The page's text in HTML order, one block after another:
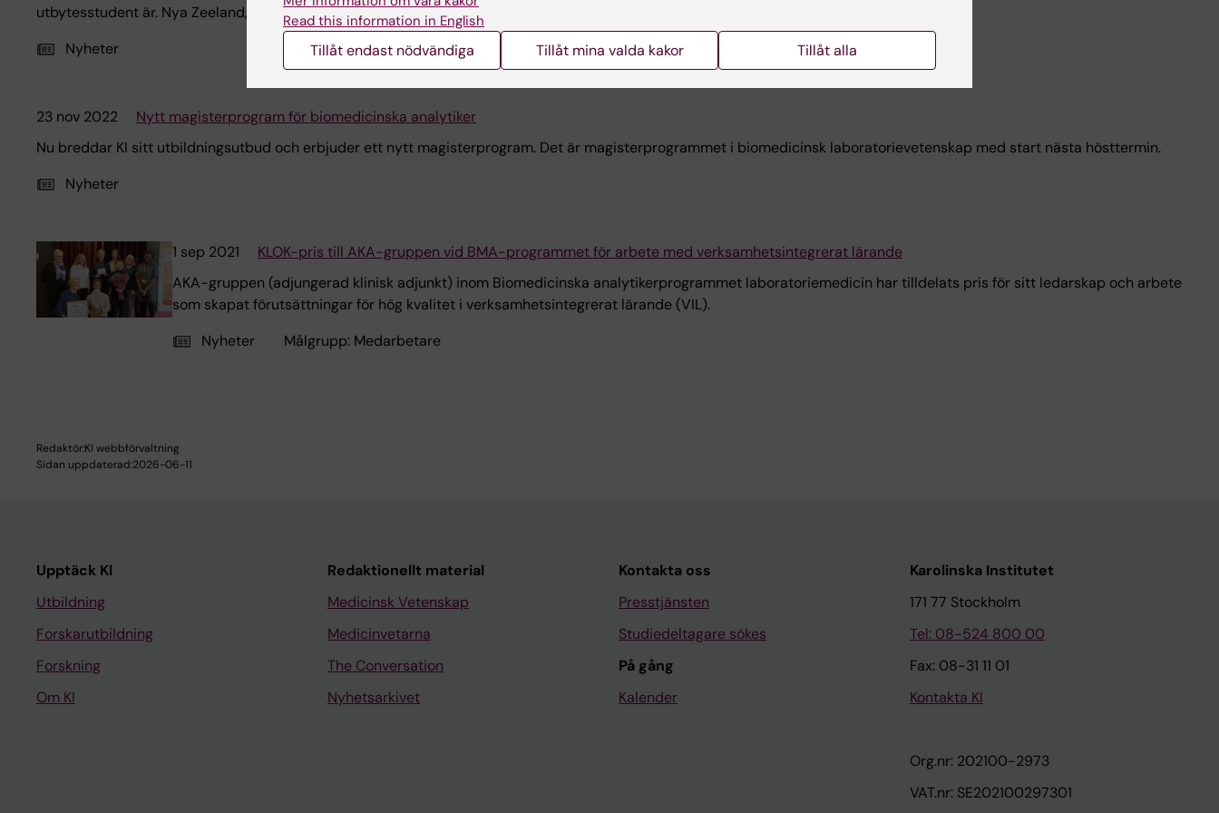
utbytesstudent är. Nya Zeeland, London och Spanien är några av de platser där KI-studenterna befinner sig under våren.
Nyheter
23 nov 2022
Nytt magisterprogram för biomedicinska analytiker
Nu breddar KI sitt utbildningsutbud och erbjuder ett nytt magisterprogram. Det är magisterprogrammet i biomedicinsk laboratorievetenskap med start nästa hösttermin.
Nyheter
1 sep 2021
KLOK-pris till AKA-gruppen vid BMA-programmet för arbete med verksamhetsintegrerat lärande
AKA-gruppen (adjungerad klinisk adjunkt) inom Biomedicinska analytikerprogrammet laboratoriemedicin har tilldelats pris för sitt ledarskap och arbete
som skapat förutsättningar för hög kvalitet i verksamhetsintegrerat lärande (VIL).
Nyheter
Målgrupp: Medarbetare
Redaktör:KI webbförvaltning
Sidan uppdaterad:2026-06-11
Upptäck KI
Utbildning
Forskarutbildning
Forskning
Om KI
Redaktionellt material
Medicinsk Vetenskap
Medicinvetarna
The Conversation
Nyhetsarkivet
Kontakta oss
Presstjänsten
Studiedeltagare sökes
På gång
Kalender
Karolinska Institutet
171 77 Stockholm
Tel: 08-524 800 00
Fax: 08-31 11 01
Kontakta KI
Org.nr: 202100-2973
VAT.nr: SE202100297301
Read this information in English
Tillåt endast nödvändiga Tillåt mina valda kakor Tillåt alla